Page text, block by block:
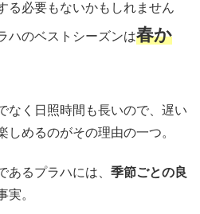
る必要もないかもしれません
ハのベストシーズンは春か
なく日照時間も長いので、遅い
しめるのがその理由の一つ。
あるプラハには、 季節ごとの良
実。